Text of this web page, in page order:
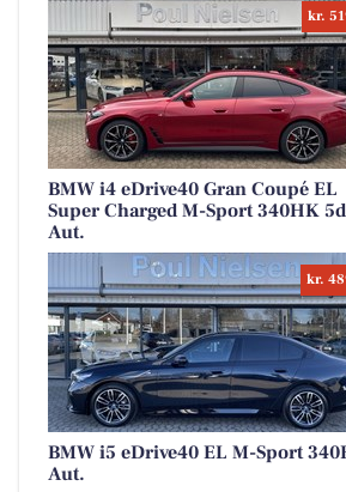
kr.
BMW i4 eDrive40 Gran Coupé EL
Super Charged M-Sport 340HK 5d
Aut.
kr.
BMW i5 eDrive40 EL M-Sport
Aut.